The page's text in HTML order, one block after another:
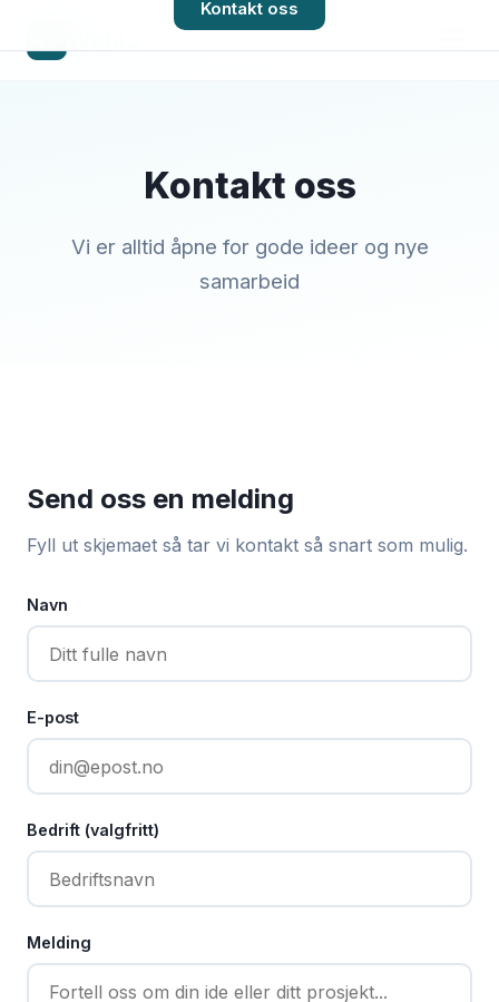
Kontakt oss
Kontakt oss
Vi er alltid åpne for gode ideer og nye
samarbeid
Send oss en melding
Fyll ut skjemaet så tar vi kontakt så snart som mulig.
Navn
E-post
Bedrift (valgfritt)
Melding